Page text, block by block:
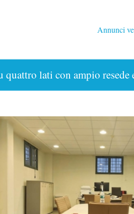
Annunci
lati con ampio resede